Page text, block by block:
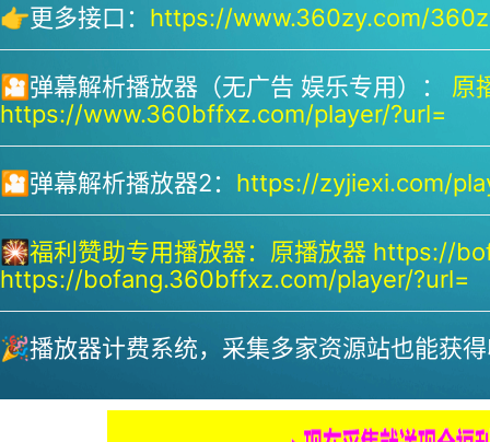
👉更多接口： https://www.360zy.com/
🎦弹幕解析播放器（无广告 娱乐专用）： 原
https://www.360bffxz.com/player/?url=
🎦弹幕解析播放器2： https://zyjiexi.com/
🎇福利赞助专用播放器： 原播放器 https://
https://bofang.360bffxz.com/player/?url=
🎉播放器计费系统，采集多家资源站也能获